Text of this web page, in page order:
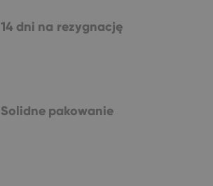
14 dni na rezygnację
Solidne pakowanie